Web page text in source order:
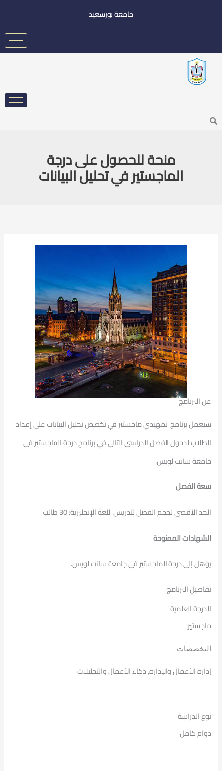
جامعة بورسعيد
Search
منحة للحصول على درجة
الماجستير في تحليل البيانات
عن البرنامج
سيعمل برنامج تمهيدي ماجستير في تخصص تحليل البيانات على إعداد
الطلاب لدخول الفصل الدراسي التالي في برنامج درجة الماجستير في
جامعة سانت لويس.
سعة الفصل
الحد الأقصى لحجم الفصل لتدريس اللغة الإنجليزية: 30 طالب
الشهادات الممنوحة
يؤهل إلى درجة الماجستير في جامعة سانت لويس.
تفاصيل البرنامج
الدرجة العلمية
ماجستير
التخصصات
إدارة الأعمال والإدارة, ذكاء الأعمال والتحليلات
نوع الدراسة
دوام كامل